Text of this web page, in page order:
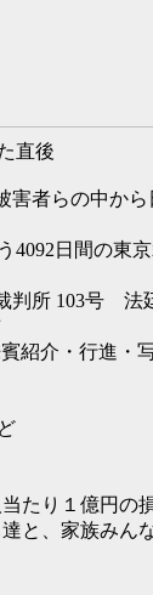
直後
害者らの中か
日間の東
判所 103号 法
紹介・行進・
たり１億円の
と、家族み